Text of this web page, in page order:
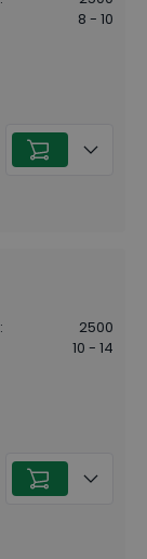
8 - 10
:
2500
10 - 14